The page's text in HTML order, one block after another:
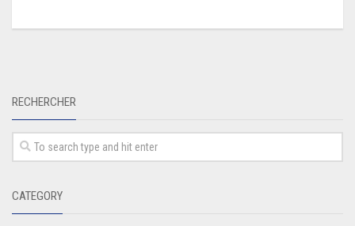
RECHERCHER
CATEGORY